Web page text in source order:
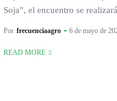
Soja”, el encuentro se
Por frecuenciaagro 6 de mayo de
READ MORE